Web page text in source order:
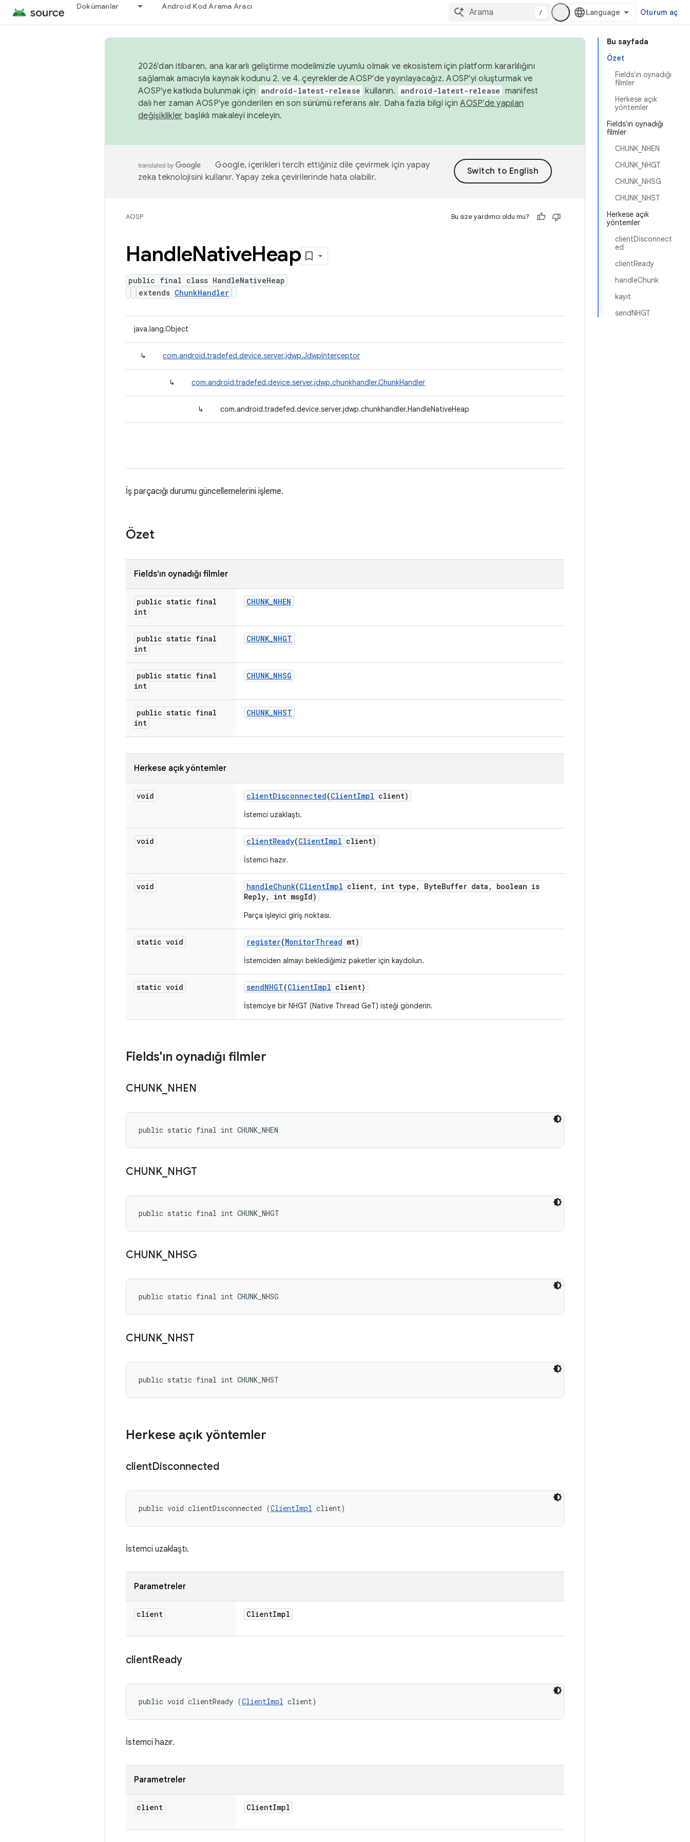
Dokümanlar Android Kod Arama Aracı
/ Oturum aç
Bu sayfada
Özet
Fields'ın oynadığı
filmler
Herkese açık
yöntemler
Fields'ın oynadığı
filmler
CHUNK_NHEN
CHUNK_NHGT
CHUNK_NHSG
CHUNK_NHST
Herkese açık
yöntemler
clientDisconnect
ed
clientReady
handleChunk
kayıt
sendNHGT
2026'dan itibaren, ana kararlı geliştirme modelimizle uyumlu olmak ve ekosistem için platform kararlılığını
sağlamak amacıyla kaynak kodunu 2. ve 4. çeyreklerde AOSP'de yayınlayacağız. AOSP'yi oluşturmak ve
AOSP'ye katkıda bulunmak için
android-latest-release kullanın. android-latest-release manifest
dalı her zaman AOSP'ye gönderilen en son sürümü referans alır. Daha fazla bilgi içinAOSP'de yapılan
değişiklikler başlıklı makaleyi inceleyin.
Google, içerikleri tercih ettiğiniz dile çevirmek için yapay
zeka teknolojisini kullanır. Yapay zeka çevirilerinde hata olabilir.
AOSP Bu size yardımcı oldu mu?
HandleNativeHeap
public final class HandleNativeHeap
extends ChunkHandler
java.lang.Object
↳ com.android.tradefed.device.server.jdwp.JdwpInterceptor
↳ com.android.tradefed.device.server.jdwp.chunkhandler.ChunkHandler
↳ com.android.tradefed.device.server.jdwp.chunkhandler.HandleNativeHeap
İş parçacığı durumu güncellemelerini işleme.
Özet
Fields'ın oynadığı filmler
public static final
int
CHUNK_NHEN
public static final
int
CHUNK_NHGT
public static final
int
CHUNK_NHSG
public static final
int
CHUNK_NHST
Herkese açık yöntemler
void clientDisconnected(ClientImpl client)
İstemci uzaklaştı.
void clientReady(ClientImpl client)
İstemci hazır.
void handleChunk(ClientImpl client, int type , ByteBuffer data ,
boolean is
Reply, int msgId)
Parça işleyici giriş noktası.
static void register(MonitorThread mt)
İstemciden almayı beklediğimiz paketler için kaydolun.
static void sendNHGT(ClientImpl client)
İstemciye bir NHGT (Native Thread GeT) isteği gönderin.
Fields'ın oynadığı filmler
CHUNK NHEN
public static final int CHUNK_NHEN
CHUNK NHGT
public static final int CHUNK_NHGT
CHUNK NHSG
public static final int CHUNK_NHSG
CHUNK NHST
public static final int CHUNK_NHST
Herkese açık yöntemler
clientDisconnected
public void clientDisconnected (ClientImpl client)
İstemci uzaklaştı.
Parametreler
client ClientImpl
clientReady
public void clientReady (ClientImpl client)
İstemci hazır.
Parametreler
client ClientImpl